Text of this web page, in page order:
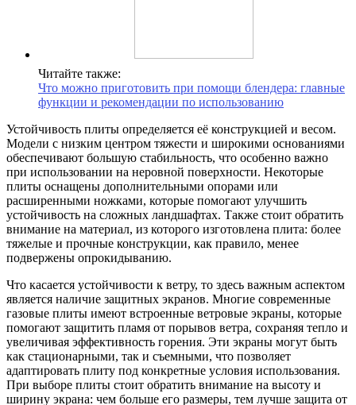
Читайте также:
Что можно приготовить при помощи блендера: главные
функции и рекомендации по использованию
Устойчивость плиты определяется её конструкцией и весом.
Модели с низким центром тяжести и широкими основаниями
обеспечивают большую стабильность, что особенно важно
при использовании на неровной поверхности. Некоторые
плиты оснащены дополнительными опорами или
расширенными ножками, которые помогают улучшить
устойчивость на сложных ландшафтах. Также стоит обратить
внимание на материал, из которого изготовлена плита: более
тяжелые и прочные конструкции, как правило, менее
подвержены опрокидыванию.
Что касается устойчивости к ветру, то здесь важным аспектом
является наличие защитных экранов. Многие современные
газовые плиты имеют встроенные ветровые экраны, которые
помогают защитить пламя от порывов ветра, сохраняя тепло и
увеличивая эффективность горения. Эти экраны могут быть
как стационарными, так и съемными, что позволяет
адаптировать плиту под конкретные условия использования.
При выборе плиты стоит обратить внимание на высоту и
ширину экрана: чем больше его размеры, тем лучше защита от